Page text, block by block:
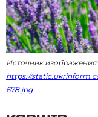
Источник изображения:
https://
678.jpg